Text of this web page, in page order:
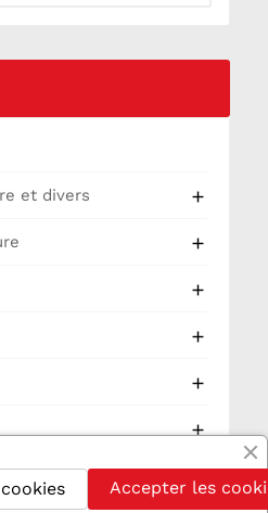
et divers 





Accepter les